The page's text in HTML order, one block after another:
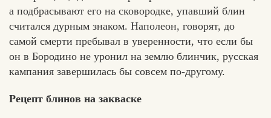
а подбрасывают его на сковородке, упавший блин
считался дурным знаком. Наполеон, говорят, до
самой смерти пребывал в уверенности, что если бы
он в Бородино не уронил на землю блинчик, русская
кампания завершилась бы совсем по-другому.
Рецепт блинов на закваске